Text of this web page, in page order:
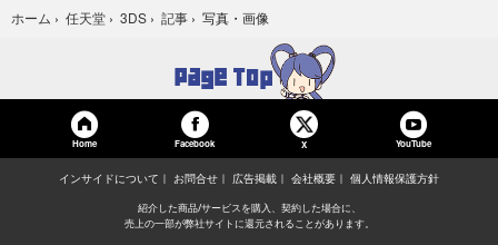
ホーム › 任天堂 › 3DS › 記事 › 写真・画像
Home Facebook X YouTube
インサイドについて お問合せ 広告掲載 会社概要 個人情報保護方針
紹介した商品/サービスを購入、契約した場合に、
売上の一部が弊社サイトに還元されることがあります。